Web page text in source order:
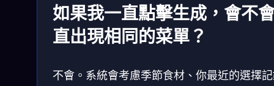
如果我一直點擊生成，會不
直出現相同的菜單？
不會。系統會考慮季節食材、你最近的選擇